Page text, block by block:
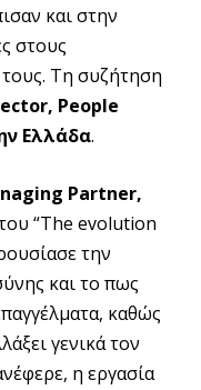
και στην
στους
Τη συζήτηση
, People
Ελλάδα.
Partner,
“The evolution
την
και το πως
καθώς
γενικά τον
η εργασία